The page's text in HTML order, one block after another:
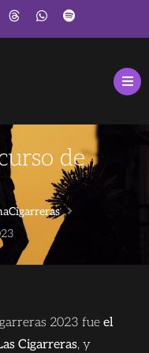
de
2023 fue el
Cigarreras, y